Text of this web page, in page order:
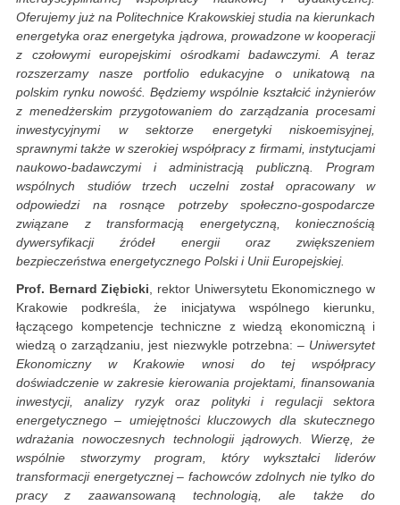
Oferujemy już na Politechnice Krakowskiej studia na kierunkach
energetyka oraz energetyka jądrowa, prowadzone w kooperacji
z czołowymi europejskimi ośrodkami badawczymi. A teraz
rozszerzamy nasze portfolio edukacyjne o unikatową na
polskim rynku nowość. Będziemy wspólnie kształcić inżynierów
z menedżerskim przygotowaniem do zarządzania procesami
inwestycyjnymi w sektorze energetyki niskoemisyjnej,
sprawnymi także w szerokiej współpracy z firmami, instytucjami
naukowo-badawczymi i administracją publiczną. Program
wspólnych studiów trzech uczelni został opracowany w
odpowiedzi na rosnące potrzeby społeczno-gospodarcze
związane z transformacją energetyczną, koniecznością
dywersyfikacji źródeł energii oraz zwiększeniem
bezpieczeństwa energetycznego Polski i Unii Europejskiej.
Prof. Bernard Ziębicki , rektor Uniwersytetu Ekonomicznego w
Krakowie podkreśla, że inicjatywa wspólnego kierunku,
łączącego kompetencje techniczne z wiedzą ekonomiczną i
wiedzą o zarządzaniu, jest niezwykle potrzebna: – Uniwersytet
Ekonomiczny w Krakowie wnosi do tej współpracy
doświadczenie w zakresie kierowania projektami, finansowania
inwestycji, analizy ryzyk oraz polityki i regulacji sektora
energetycznego – umiejętności kluczowych dla skutecznego
wdrażania nowoczesnych technologii jądrowych. Wierzę, że
wspólnie stworzymy program, który wykształci liderów
transformacji energetycznej – fachowców zdolnych nie tylko do
pracy z zaawansowaną technologią, ale także do